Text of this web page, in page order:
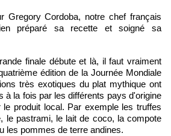
Gregory Cordoba, notre chef français
préparé sa recette et soigné sa
édition de la Journée Mondiale
très exotiques du plat mythique ont
à la fois par les différents pays d'origine
produit local. Par exemple les truffes
le pastrami, le lait de coco, la compote
les pommes de terre andines.